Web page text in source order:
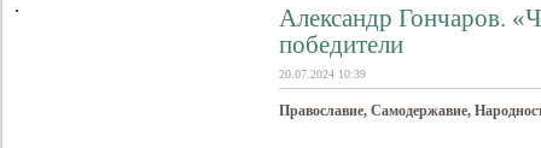
Александр Гончаров.
победители
20.07.2024 10:39
Православие, Самодержавие,